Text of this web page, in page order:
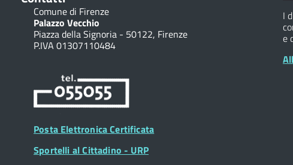
Comune di Firenze
Palazzo Vecchio
Piazza della Signoria - 50122, Firenze
P.IVA 01307110484
Posta Elettronica Certificata
Sportelli al Cittadino - URP
I
e